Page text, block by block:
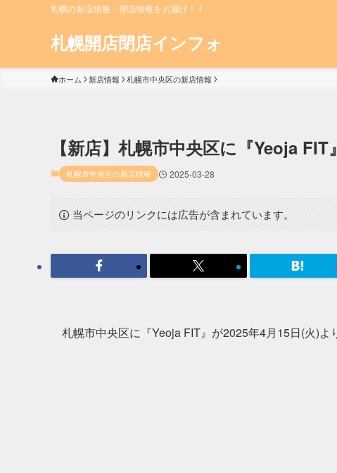
札幌の新店情報・閉店情報をお届け！！
札幌開店閉店インフォ
ホーム 新店情報 札幌市中央区の新店情報
【新店】札幌市中央区に『Yeoja
札幌市中央区の新店情報 2025-03-28
当ページのリンクには広告が含まれています。
札幌市中央区に『Yeoja FIT』が2025年4月15日(火)よ